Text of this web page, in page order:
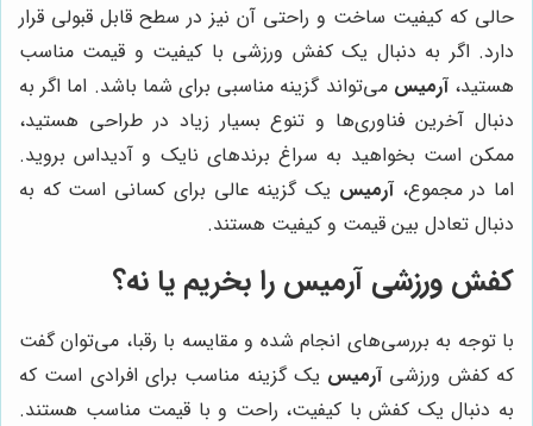
حالی که کیفیت ساخت و راحتی آن نیز در سطح قابل قبولی قرار
دارد. اگر به دنبال یک کفش ورزشی با کیفیت و قیمت مناسب
هستید،آرمیس می‌تواند گزینه مناسبی برای شما باشد. اما اگر به
دنبال آخرین فناوری‌ها و تنوع بسیار زیاد در طراحی هستید،
ممکن است بخواهید به سراغ برندهای نایک و آدیداس بروید.
اما در مجموع،آرمیس یک گزینه عالی برای کسانی است که به
دنبال تعادل بین قیمت و کیفیت هستند.
کفش ورزشی آرمیس را بخریم یا نه؟
با توجه به بررسی‌های انجام شده و مقایسه با رقبا، می‌توان گفت
که کفش ورزشیآرمیس یک گزینه مناسب برای افرادی است که
به دنبال یک کفش با کیفیت، راحت و با قیمت مناسب هستند.